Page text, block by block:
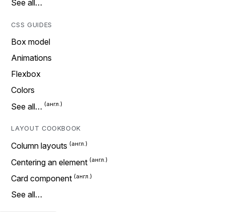
See all…
CSS GUIDES
Box model
Animations
Flexbox
Colors
See all…
LAYOUT COOKBOOK
Column layouts
Centering an element
Card component
See all…